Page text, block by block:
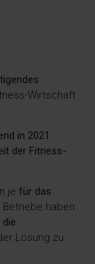
Wirtschaft
in 2021
der Fitness-
jefür das
Betriebe haben
Lösung zu